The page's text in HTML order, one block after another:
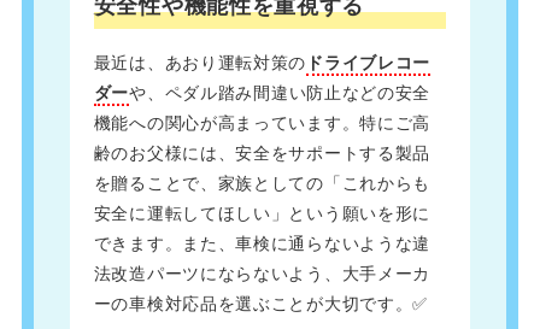
最近は、あおり運転対策の ドライブレコー
ダーや、ペダル踏み間違い防止などの安全
機能への関心が高まっています。特にご高
齢のお父様には、安全をサポートする製品
を贈ることで、家族としての「これからも
安全に運転してほしい」という願いを形に
できます。また、車検に通らないような違
法改造パーツにならないよう、大手メーカ
ーの車検対応品を選ぶことが大切です。✅